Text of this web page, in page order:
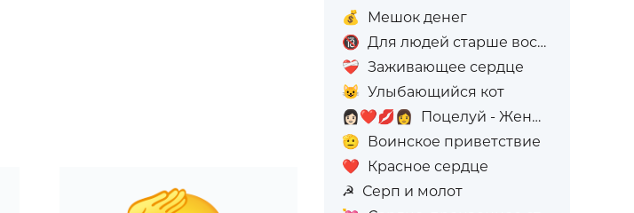
💰
Мешок денег
🔞 Для людей старше восемнадцати лет
❤️‍🩹 Заживающее сердце
😺 Улыбающийся кот
👩🏻‍❤️‍💋‍👩
Поцелуй - Женщина: Светлый тон кожи, Женщина: Без тона кожи
🫡 Воинское приветствие
❤️ Красное сердце
☭ Серп и молот